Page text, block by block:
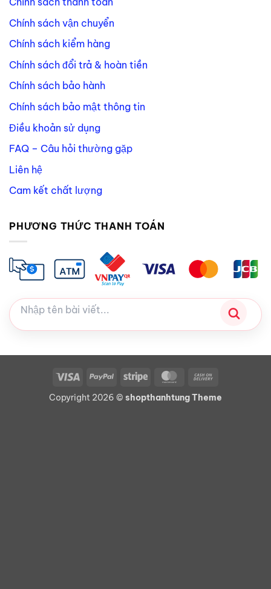
Chính sách vận chuyển
Chính sách kiểm hàng
Chính sách đổi trả & hoàn tiền
Chính sách bảo hành
Chính sách bảo mật thông tin
Điều khoản sử dụng
FAQ – Câu hỏi thường gặp
Liên hệ
Cam kết chất lượng
PHƯƠNG THỨC THANH TOÁN
Visa PayPal Stripe MasterCard
Delivery
Copyright 2026 © shopthanhtung Theme